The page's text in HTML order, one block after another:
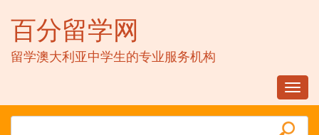
百分留学网
留学澳大利亚中学生的专业服务机构